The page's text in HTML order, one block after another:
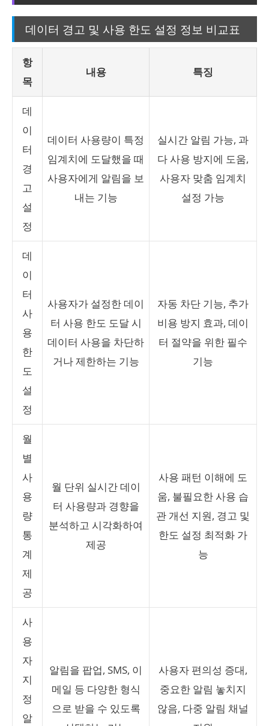
데이터 경고 및 사용 한도 설정 정보 비교표
항
목
내용 특징
데
이
터
경
고
설
정
데이터 사용량이 특정
임계치에 도달했을 때
사용자에게 알림을 보
내는 기능
실시간 알림 가능, 과
다 사용 방지에 도움,
사용자 맞춤 임계치
설정 가능
데
이
터
사
용
한
도
설
정
사용자가 설정한 데이
터 사용 한도 도달 시
데이터 사용을 차단하
거나 제한하는 기능
자동 차단 기능, 추가
비용 방지 효과, 데이
터 절약을 위한 필수
기능
월
별
사
용
량
통
계
제
공
월 단위 실시간 데이
터 사용량과 경향을
분석하고 시각화하여
제공
사용 패턴 이해에 도
움, 불필요한 사용 습
관 개선 지원, 경고 및
한도 설정 최적화 가
능
사
용
자
지
정
알
알림을 팝업, SMS, 이
메일 등 다양한 형식
으로 받을 수 있도록
사용자 편의성 증대,
중요한 알림 놓치지
않음, 다중 알림 채널